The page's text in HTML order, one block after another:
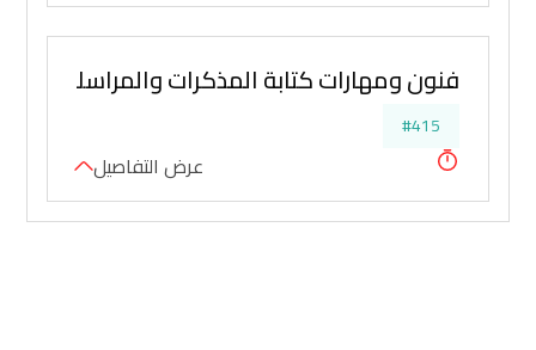
فنون ومهارات كتابة المذكرات والمراسلات
#415
عرض التفاصيل